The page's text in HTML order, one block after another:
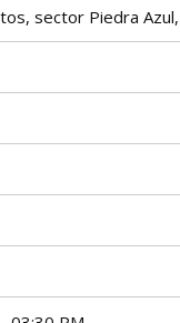
sector Piedra